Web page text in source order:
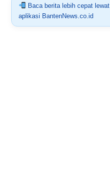
Baca berita lebih cepat lewat
aplikasi BantenNews.co.id